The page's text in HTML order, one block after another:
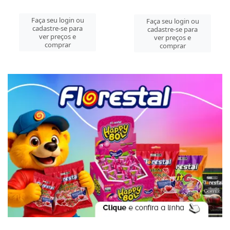
Faça seu login ou
cadastre-se para
ver preços e
comprar
Faça seu login ou
cadastre-se para
ver preços e
comprar